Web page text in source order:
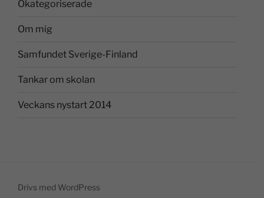
Okategoriserade
Om mig
Samfundet Sverige-Finland
Tankar om skolan
Veckans nystart 2014
Drivs med WordPress